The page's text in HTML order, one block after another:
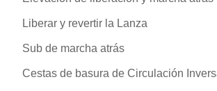
Liberar y revertir la Lanza
Sub de marcha atrás
Cestas de basura de Circulación